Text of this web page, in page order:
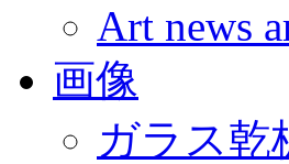
Art news
画像
ガラス乾